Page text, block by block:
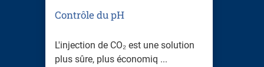
Contrôle du pH
L'injection de CO₂ est une solution
plus sûre, plus économiq ...